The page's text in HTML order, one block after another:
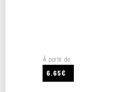
À partir de
6.65€